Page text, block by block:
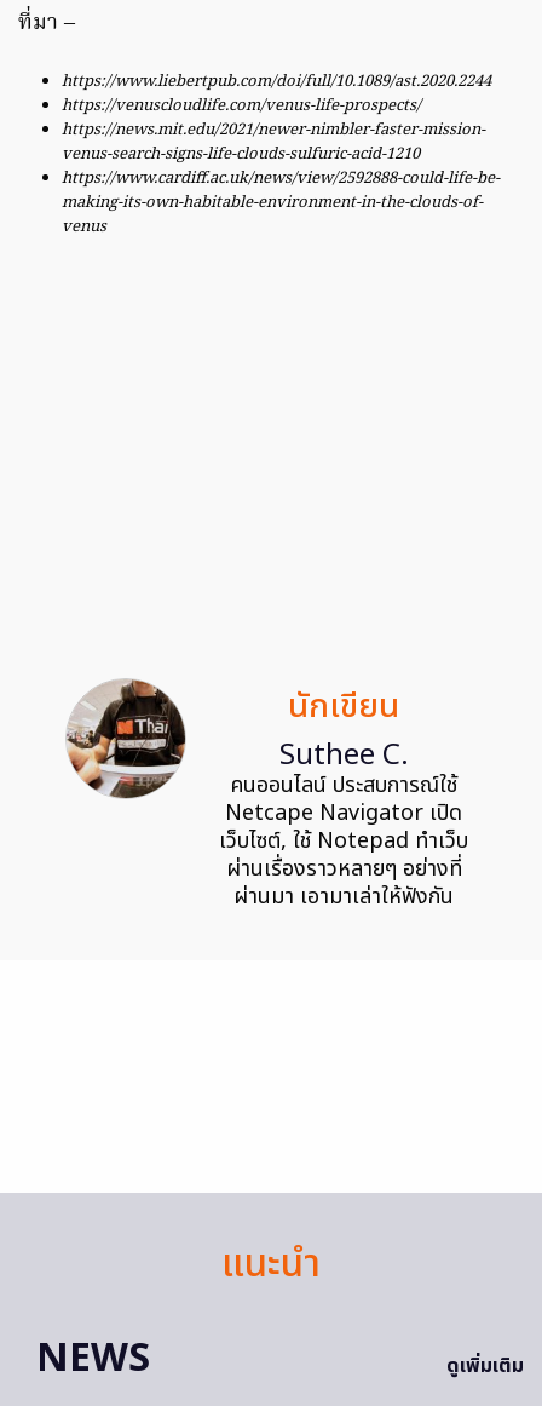
ที่มา –
https://www.liebertpub.com/doi/full/10.1089/ast.2020.2244
https://venuscloudlife.com/venus-life-prospects/
https://news.mit.edu/2021/newer-nimbler-faster-mission-
venus-search-signs-life-clouds-sulfuric-acid-1210
https://www.cardiff.ac.uk/news/view/2592888-could-life-be-
making-its-own-habitable-environment-in-the-clouds-of-
venus
นักเขียน
Suthee C.
คนออนไลน์ ประสบการณ์ใช้
Netcape Navigator เปิด
เว็บไซต์, ใช้ Notepad ทำเว็บ
ผ่านเรื่องราวหลายๆ อย่างที่
ผ่านมา เอามาเล่าให้ฟังกัน
แนะนำ
NEWS
ดูเพิ่มเติม